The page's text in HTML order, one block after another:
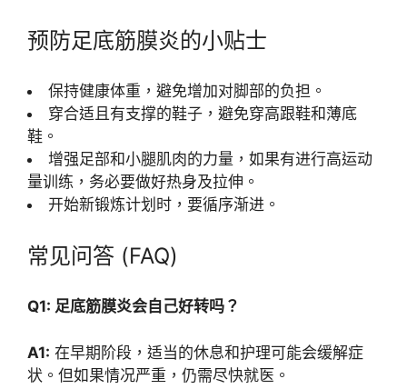
预防足底筋膜炎的小贴士
保持健康体重，避免增加对脚部的负担。
穿合适且有支撑的鞋子，避免穿高跟鞋和薄底
鞋。
增强足部和小腿肌肉的力量，如果有进行高运动
量训练，务必要做好热身及拉伸。
开始新锻炼计划时，要循序渐进。
常见问答 (FAQ)
Q1: 足底筋膜炎会自己好转吗？
A1: 在早期阶段，适当的休息和护理可能会缓解症
状。但如果情况严重，仍需尽快就医。